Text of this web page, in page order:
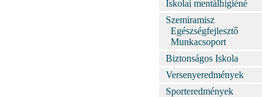
Iskolai mentálhigiéné
Szemiramisz
Egészségfejlesztő
Munkacsoport
Biztonságos Iskola
Versenyeredmények
Sporteredmények